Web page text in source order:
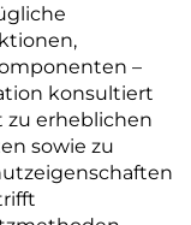
–
konsultiert
zu erheblichen
sowie zu